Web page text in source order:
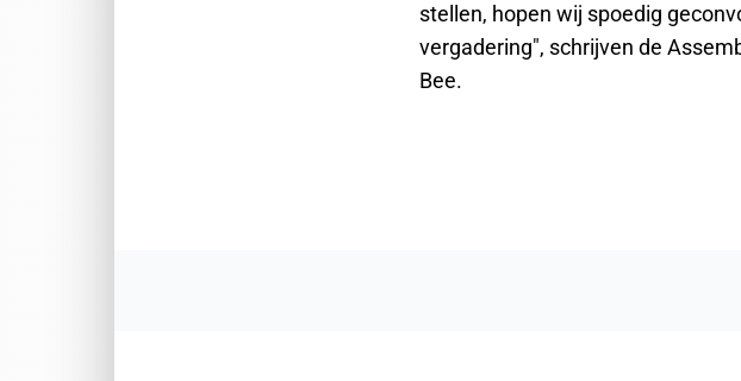
stellen, hopen wij spoedig
vergadering", schrijven de
Bee.